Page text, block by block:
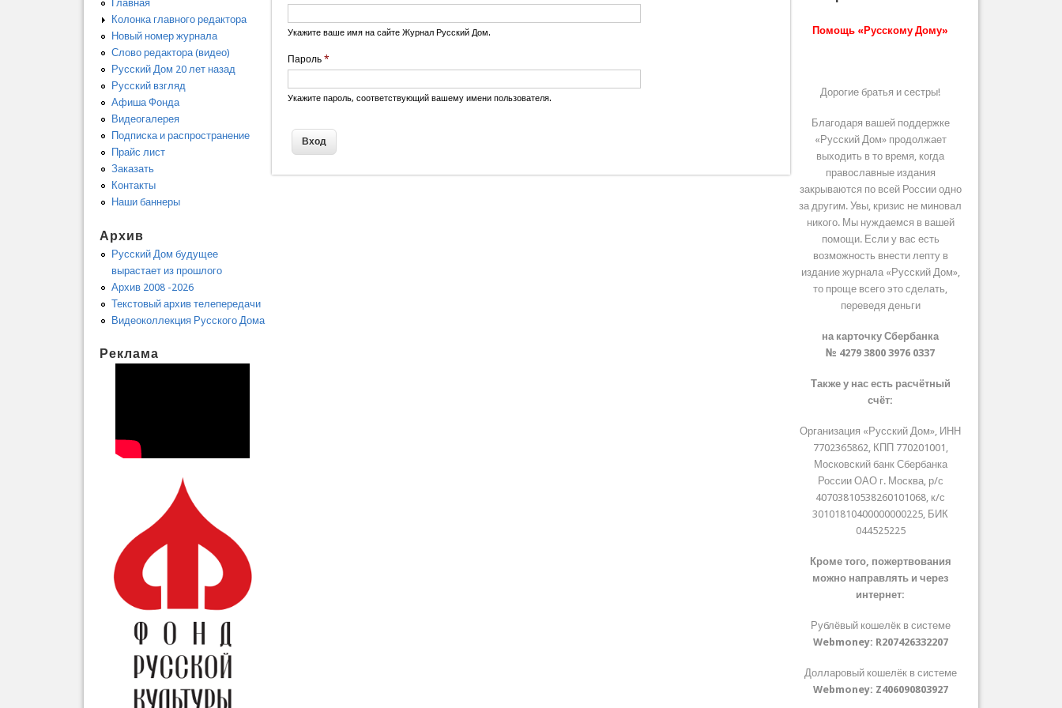
Укажите ваше имя на сайте Журнал Русский Дом.
Пароль*
Укажите пароль, соответствующий вашему имени пользователя.
Главная
Колонка главного редактора
Новый номер журнала
Слово редактора (видео)
Русский Дом 20 лет назад
Русский взгляд
Афиша Фонда
Видеогалерея
Подписка и распространение
Прайс лист
Заказать
Контакты
Наши баннеры
Архив
Русский Дом будущее
вырастает из прошлого
Архив 2008 -2026
Текстовый архив телепередачи
Видеоколлекция Русского Дома
Реклама
Помощь «Русскому Дому»
Дорогие братья и сестры!
Благодаря вашей поддержке
«Русский Дом» продолжает
выходить в то время, когда
православные издания
закрываются по всей России одно
за другим. Увы, кризис не миновал
никого. Мы нуждаемся в вашей
помощи. Если у вас есть
возможность внести лепту в
издание журнала «Русский Дом»,
то проще всего это сделать,
переведя деньги
на карточку Сбербанка
№ 4279 3800 3976 0337
Также у нас есть расчётный
счёт:
Организация «Русский Дом», ИНН
7702365862, КПП 770201001,
Московский банк Сбербанка
России ОАО г. Москва, р/с
40703810538260101068, к/с
30101810400000000225, БИК
044525225
Кроме того, пожертвования
можно направлять и через
интернет:
Рублёвый кошелёк в системе
Webmoney: R207426332207
Долларовый кошелёк в системе
Webmoney: Z406090803927